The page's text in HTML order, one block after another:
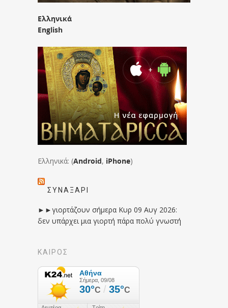
Ελληνικά
English
Ελληνικά: (Android, iPhone)
ΣΥΝΑΞΆΡΙ
►►γιορτάζουν σήμερα Κυρ 09 Αυγ 2026:
δεν υπάρχει μια γιορτή πάρα πολύ γνωστή
ΚΑΙΡΟΣ